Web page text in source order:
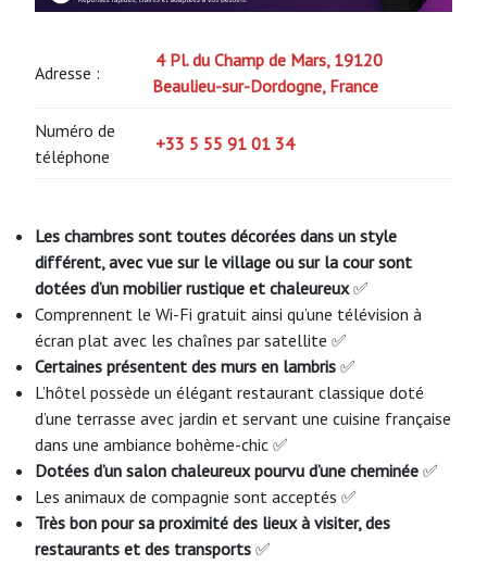
Adresse :
4 Pl. du Champ de Mars, 19120
Beaulieu-sur-Dordogne, France
Numéro de
téléphone
+33 5 55 91 01 34
Les chambres sont toutes décorées dans un style
différent, avec vue sur le village ou sur la cour sont
dotées d’un mobilier rustique et chaleureux✅
Comprennent le Wi-Fi gratuit ainsi qu’une télévision à
écran plat avec les chaînes par satellite ✅
Certaines présentent des murs en lambris ✅
L’hôtel possède un élégant restaurant classique doté
d’une terrasse avec jardin et servant une cuisine française
dans une ambiance bohème-chic ✅
Dotées d’un salon chaleureux pourvu d’une cheminée ✅
Les animaux de compagnie sont acceptés ✅
Très bon pour sa proximité des lieux à visiter, des
restaurants et des transports ✅